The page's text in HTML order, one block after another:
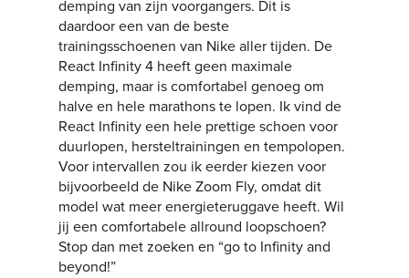
demping van zijn voorgangers. Dit is
daardoor een van de beste
trainingsschoenen van Nike aller tijden. De
React Infinity 4 heeft geen maximale
demping, maar is comfortabel genoeg om
halve en hele marathons te lopen. Ik vind de
React Infinity een hele prettige schoen voor
duurlopen, hersteltrainingen en tempolopen.
Voor intervallen zou ik eerder kiezen voor
bijvoorbeeld de Nike Zoom Fly, omdat dit
model wat meer energieteruggave heeft. Wil
jij een comfortabele allround loopschoen?
Stop dan met zoeken en “go to Infinity and
beyond!”